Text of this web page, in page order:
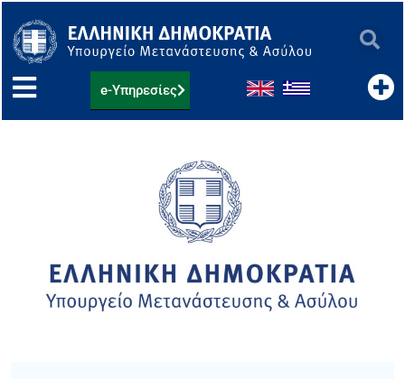
στο
περιεχόμενο
e-Υπηρεσίες